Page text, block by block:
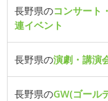
長野県のコンサート
連イベント
長野県の演劇・講演
長野県のGW(ゴール